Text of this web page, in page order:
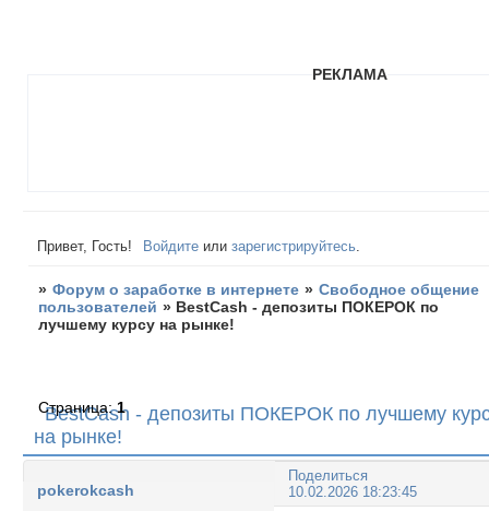
РЕКЛАМА
Привет, Гость! Войдите илизарегистрируйтесь
» Форум о заработке в интернете » Свободное общение
пользователей » BestCash - депозиты ПОКЕРОК по
лучшему курсу на рынке!
BestCash - депозиты ПОКЕРОК по лучшему
на рынке!
Страница:1
Поделиться
10.02.2026 18:23:45
pokerokcash